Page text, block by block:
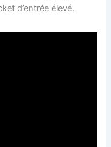
d’entrée élevé.